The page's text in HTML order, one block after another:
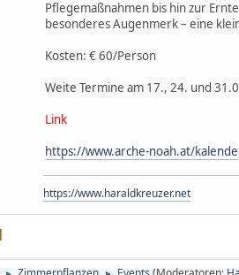
Pflegemaßnahmen bis hin zur
besonderes Augenmerk – eine
Kosten: € 60/Person
Weite Termine am 17., 24. und
Link
https://www.arche-noah.at/
https://www.haraldkreuzer.net